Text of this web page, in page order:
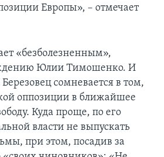
Европы», – отмечает
«безболезненным»,
Юлии Тимошенко. И
сомневается в том,
оппозиции в ближайшее
Куда проще, по его
власти не выпускать
при этом, посадив за